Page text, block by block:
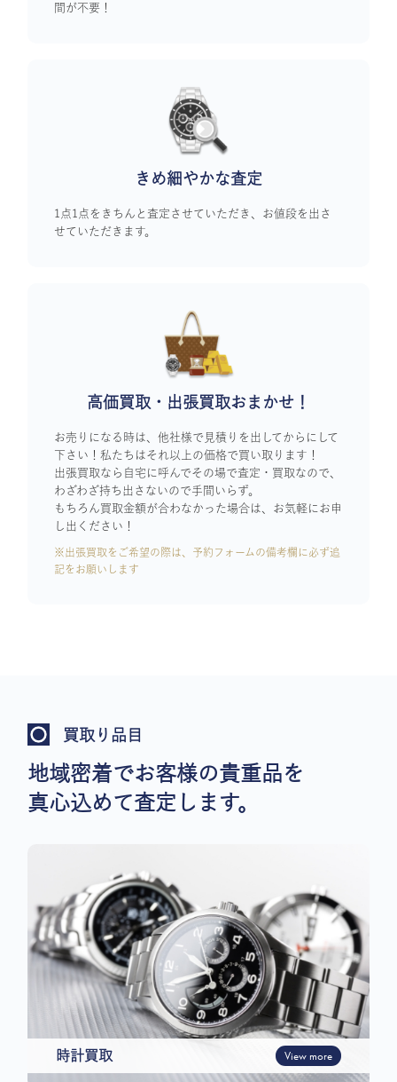
間が不要！
きめ細やかな査定
1点1点をきちんと査定させていただき、お値段を出さ
せていただきます。
高価買取・出張買取おまかせ！
お売りになる時は、他社様で見積りを出してからにして
下さい！私たちはそれ以上の価格で買い取ります！
出張買取なら自宅に呼んでその場で査定・買取なので、
わざわざ持ち出さないので手間いらず。
もちろん買取金額が合わなかった場合は、お気軽にお申
し出ください！
※出張買取をご希望の際は、予約フォームの備考欄に必ず追
記をお願いします
買取り品目
地域密着でお客様の貴重品を
真心込めて査定します。
時計買取 View more